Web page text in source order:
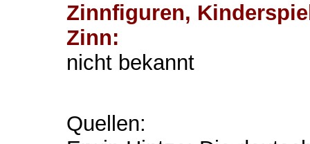
Zinnfiguren,
Zinn:
nicht bekannt
Quellen: